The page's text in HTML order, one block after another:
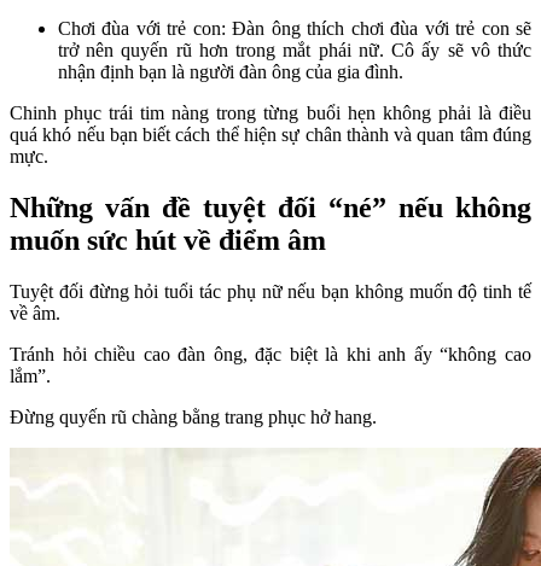
Chơi đùa với trẻ con: Đàn ông thích chơi đùa với trẻ con sẽ
trở nên quyến rũ hơn trong mắt phái nữ. Cô ấy sẽ vô thức
nhận định bạn là người đàn ông của gia đình.
Chinh phục trái tim nàng trong từng buổi hẹn không phải là điều
quá khó nếu bạn biết cách thể hiện sự chân thành và quan tâm đúng
mực.
Những vấn đề tuyệt đối “né” nếu không
muốn sức hút về điểm âm
Tuyệt đối đừng hỏi tuổi tác phụ nữ nếu bạn không muốn độ tinh tế
về âm.
Tránh hỏi chiều cao đàn ông, đặc biệt là khi anh ấy “không cao
lắm”.
Đừng quyến rũ chàng bằng trang phục hở hang.